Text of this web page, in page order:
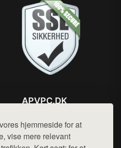
hjemmeside for at
vise mere relevant
APVPC.DK
Mail: hej@want.dk